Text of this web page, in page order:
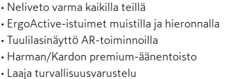
• Neliveto varma kaikilla teillä
• ErgoActive-istuimet muistilla ja hieronnalla
• Tuulilasinäyttö AR-toiminnoilla
• Harman/Kardon premium-äänentoisto
• Laaja turvallisuusvarustelu